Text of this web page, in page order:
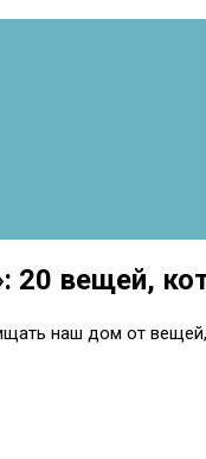
20 вещей,
наш дом от